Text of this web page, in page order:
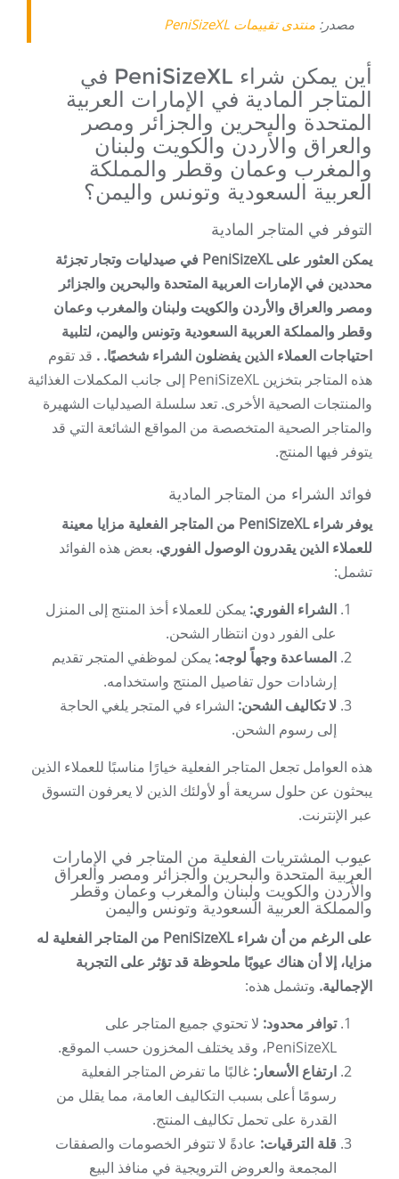
مصدر: منتدى تقييمات PeniSizeXL
أين يمكن شراء PeniSizeXL في
المتاجر المادية في الإمارات العربية
المتحدة والبحرين والجزائر ومصر
والعراق والأردن والكويت ولبنان
والمغرب وعمان وقطر والمملكة
العربية السعودية وتونس واليمن؟
التوفر في المتاجر المادية
يمكن العثور على PeniSizeXL في صيدليات وتجار تجزئة
محددين في الإمارات العربية المتحدة والبحرين والجزائر
ومصر والعراق والأردن والكويت ولبنان والمغرب وعمان
وقطر والمملكة العربية السعودية وتونس واليمن، لتلبية
احتياجات العملاء الذين يفضلون الشراء شخصيًا. . قد تقوم
هذه المتاجر بتخزين PeniSizeXL إلى جانب المكملات الغذائية
والمنتجات الصحية الأخرى. تعد سلسلة الصيدليات الشهيرة
والمتاجر الصحية المتخصصة من المواقع الشائعة التي قد
يتوفر فيها المنتج.
فوائد الشراء من المتاجر المادية
يوفر شراء PeniSizeXL من المتاجر الفعلية مزايا معينة
للعملاء الذين يقدرون الوصول الفوري. بعض هذه الفوائد
تشمل:
الشراء الفوري: يمكن للعملاء أخذ المنتج إلى المنزل
على الفور دون انتظار الشحن.
المساعدة وجهاً لوجه: يمكن لموظفي المتجر تقديم
إرشادات حول تفاصيل المنتج واستخدامه.
لا تكاليف الشحن: الشراء في المتجر يلغي الحاجة
إلى رسوم الشحن.
هذه العوامل تجعل المتاجر الفعلية خيارًا مناسبًا للعملاء الذين
يبحثون عن حلول سريعة أو لأولئك الذين لا يعرفون التسوق
عبر الإنترنت.
عيوب المشتريات الفعلية من المتاجر في الإمارات
العربية المتحدة والبحرين والجزائر ومصر والعراق
والأردن والكويت ولبنان والمغرب وعمان وقطر
والمملكة العربية السعودية وتونس واليمن
على الرغم من أن شراء PeniSizeXL من المتاجر الفعلية له
مزايا، إلا أن هناك عيوبًا ملحوظة قد تؤثر على التجربة
الإجمالية. وتشمل هذه:
توافر محدود: لا تحتوي جميع المتاجر على
PeniSizeXL، وقد يختلف المخزون حسب الموقع.
ارتفاع الأسعار: غالبًا ما تفرض المتاجر الفعلية
رسومًا أعلى بسبب التكاليف العامة، مما يقلل من
القدرة على تحمل تكاليف المنتج.
قلة الترقيات: عادةً لا تتوفر الخصومات والصفقات
المجمعة والعروض الترويجية في منافذ البيع